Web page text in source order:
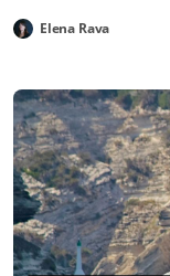
Elena Rava